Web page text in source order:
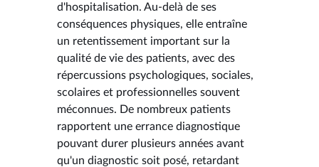
d'hospitalisation. Au-delà de ses
conséquences physiques, elle entraîne
un retentissement important sur la
qualité de vie des patients, avec des
répercussions psychologiques, sociales,
scolaires et professionnelles souvent
méconnues. De nombreux patients
rapportent une errance diagnostique
pouvant durer plusieurs années avant
qu'un diagnostic soit posé, retardant